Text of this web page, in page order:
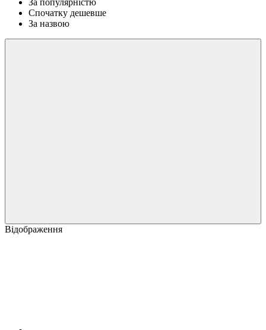
Спочатку дешевше
За назвою
Відображення